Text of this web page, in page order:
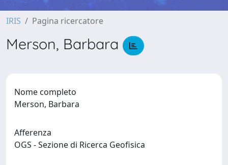
IRIS Pagina ricercatore
Merson, Barbara
Nome completo
Merson, Barbara
Afferenza
OGS - Sezione di Ricerca Geofisica